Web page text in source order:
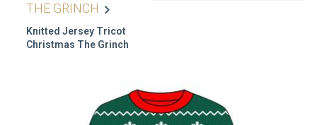
THE GRINCH
Knitted Jersey Tricot
Christmas The Grinch